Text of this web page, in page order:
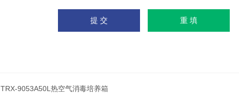
TRX-9053A50L热空气消毒培养箱